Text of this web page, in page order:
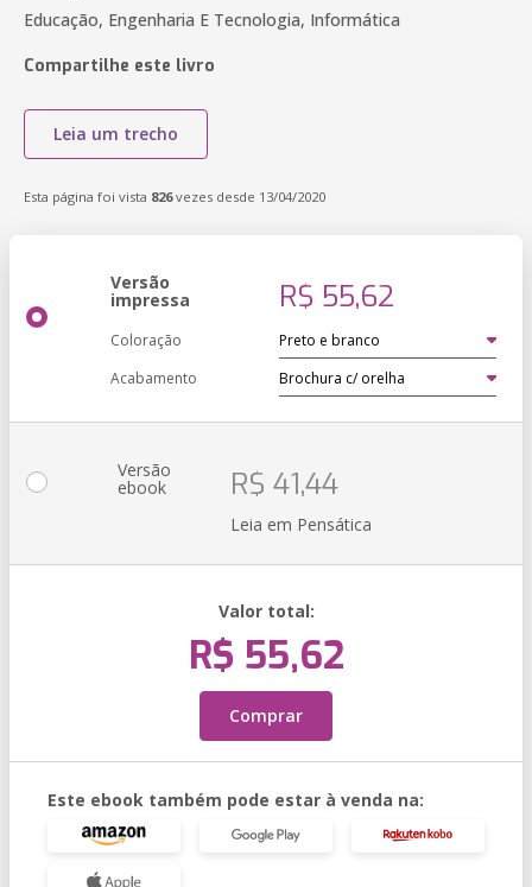
Educação, Engenharia E Tecnologia, Informática
Compartilhe este livro
Leia um trecho
Esta página foi vista 826vezes desde 13/04/2020
Versão
impressa R$ 55,62
Coloração
Acabamento
Versão
ebook R$ 41,44
Leia em Pensática
Valor total:
R$ 55,62
Comprar
Este ebook também pode estar à venda na: